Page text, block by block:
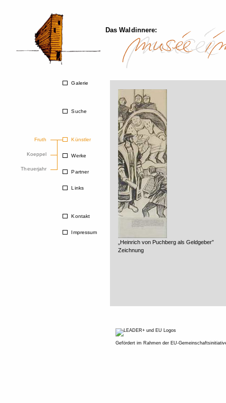
Das Waldinnere:
Galerie
Suche
Fruth Künstler
Koeppel
Theuerjahr
Werke
Partner
Links
Kontakt
Impressum
„Heinrich von Puchberg als Geldgeber”
Zeichnung
Gefördert im Rahmen der EU-